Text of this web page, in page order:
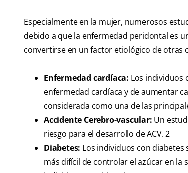
Especialmente en la mujer, numerosos
debido a que la enfermedad peridontal es
convertirse en un factor etiológico de otras
Enfermedad cardíaca: Los individuos
enfermedad cardíaca y de aumentar
considerada como una de las
Accidente Cerebro-vascular: Un
riesgo para el desarrollo de ACV. 2
Diabetes: Los individuos con
más difícil de controlar el azúcar en la